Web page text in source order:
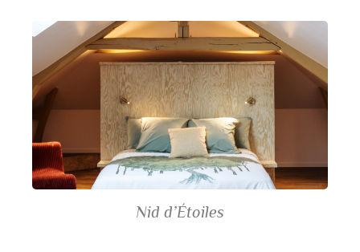
Nid d’Étoiles